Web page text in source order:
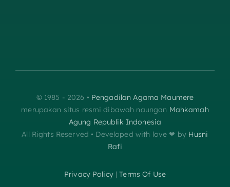
© 1985 - 2026 • Pengadilan Agama Maumere
merupakan situs resmi dibawah naungan Mahkamah
Agung Republik Indonesia
All Rights Reserved • Developed with love ❤︎‬ by Husni
Rafi
Privacy Policy|Terms Of Use